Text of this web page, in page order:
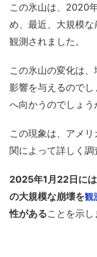
この氷山は、2020
め、最近、大規模
観測されました。
この氷山の変化は
影響を与えるので
へ向かうのでしょう
この現象は、アメ
関によって詳しく調
2025年1月22日に
の大規模な崩壊を観
性があることを示し